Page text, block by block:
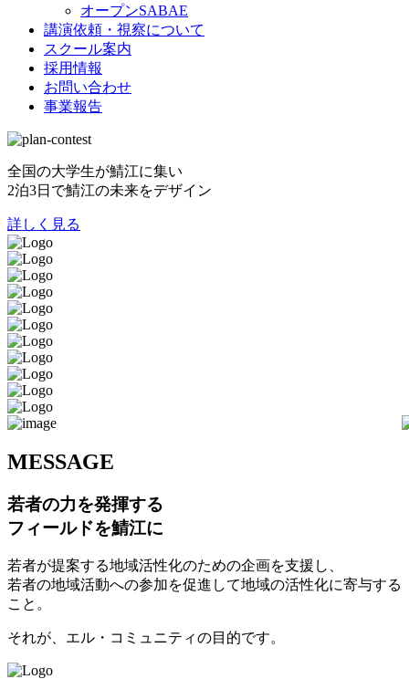
オープンSABAE
講演依頼・視察について
スクール案内
採用情報
お問い合わせ
事業報告
全国の大学生が鯖江に集い
2泊3日で鯖江の未来をデザイン
詳しく見る
MESSAGE
若者の力を発揮する
フィールドを鯖江に
若者が提案する地域活性化のための企画を支援し、
若者の地域活動への参加を促進して地域の活性化に寄与する
こと。
それが、エル・コミュニティの目的です。